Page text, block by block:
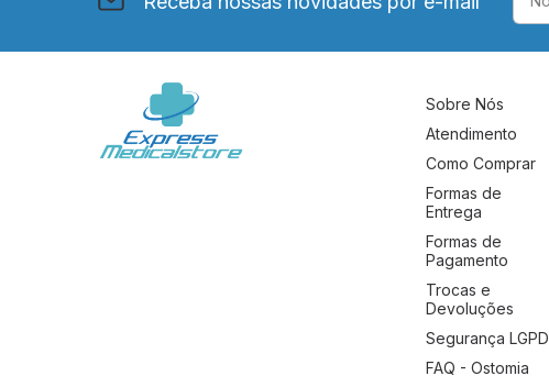
Sobre Nós
Atendimento
Como Comprar
Formas de
Entrega
Formas de
Pagamento
Trocas e
Devoluções
Segurança LGPD
FAQ - Ostomia